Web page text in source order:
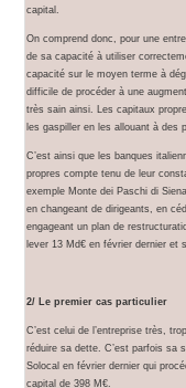
capital.
On comprend donc, pour une
de sa capacité à utiliser
capacité sur le moyen terme à
difficile de procéder à une
très sain ainsi. Les capitaux
les gaspiller en les allouant à des
C’est ainsi que les banques
propres compte tenu de leur
exemple Monte dei Paschi di
en changeant de dirigeants, en
engageant un plan de
lever 13 Md€ en février dernier et
2/ Le premier cas particulier
C’est celui de l’entreprise très,
réduire sa dette. C’est parfois sa
Solocal en février dernier qui
capital de 398 M€.